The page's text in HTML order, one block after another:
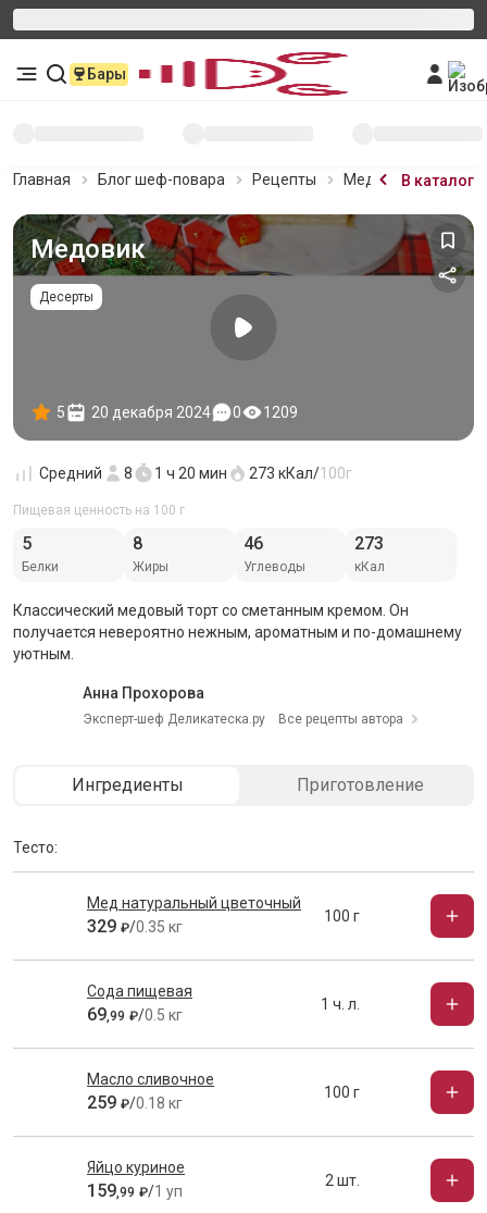
Бары
Главная Блог шеф-повара Рецепты МедовикВ каталог
Медовик
Десерты
5 20 декабря 2024 0 1209
Средний 8 1 ч 20 мин 273 кКал/100г
Пищевая ценность на 100 г
5
Белки
8
Жиры
46
Углеводы
273
кКал
Классический медовый торт со сметанным кремом. Он
получается невероятно нежным, ароматным и по-домашнему
уютным.
Анна Прохорова
Эксперт-шеф Деликатеска.ру Все рецепты автора
Ингредиенты Приготовление
Тесто:
Мед натуральный цветочный
329 ₽/0.35 кг
100 г
Сода пищевая
69,99 ₽/0.5 кг
1 ч. л.
Масло сливочное
259 ₽/0.18 кг
100 г
Яйцо куриное
159,99 ₽/1 уп
2 шт.